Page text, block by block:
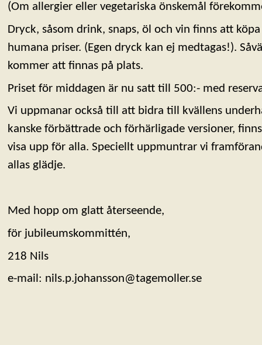
(Om allergier eller vegetariska önskemål
Dryck, såsom drink, snaps, öl och vin finns att
humana priser. (Egen dryck kan ej medtagas!).
kommer att finnas på plats.
Priset för middagen är nu satt till 500:- med
Vi uppmanar också till att bidra till kvällens
kanske förbättrade och förhärligade versioner,
visa upp för alla. Speciellt uppmuntrar vi
allas glädje.
Med hopp om glatt återseende,
för jubileumskommittén,
218 Nils
e-mail: nils.p.johansson@tagemoller.se